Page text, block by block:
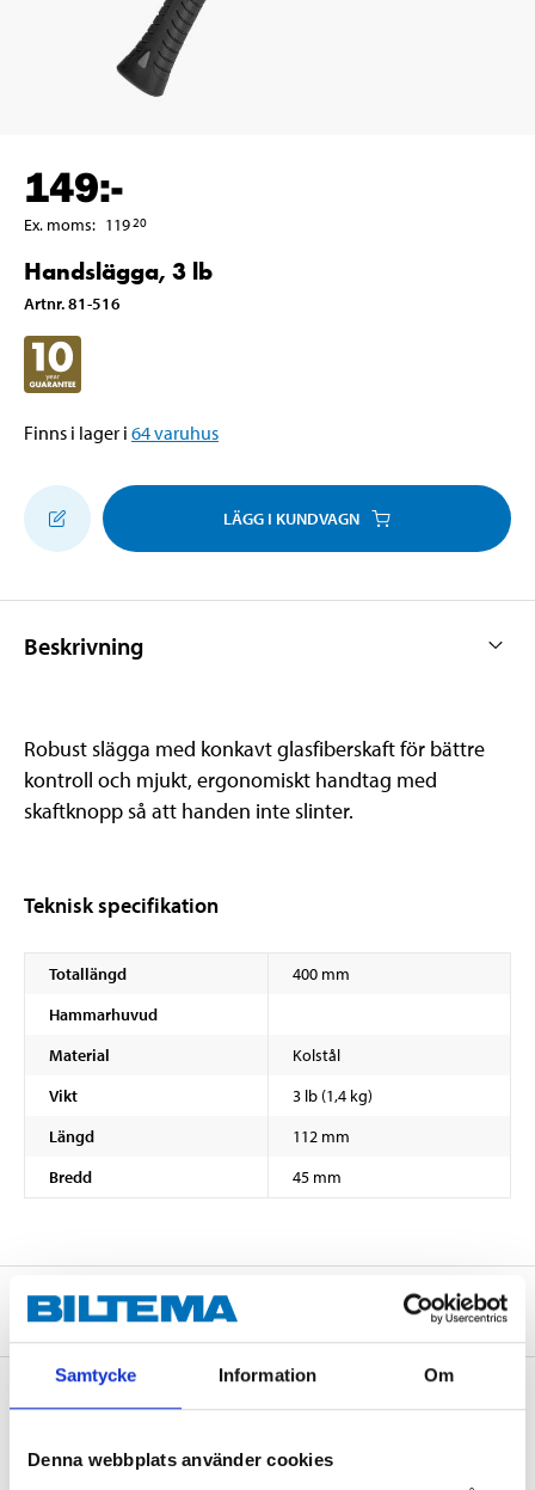
Samtycke Information Om
Denna webbplats använder cookies
149:-
Ex. moms: 11920
Handslägga, 3 lb
Artnr.81-516
Finns i lager i 64varuhus
LÄGG I KUNDVAGN
Beskrivning
Robust slägga med konkavt glasfiberskaft för bättre
kontroll och mjukt, ergonomiskt handtag med
skaftknopp så att handen inte slinter.
Teknisk specifikation
Totallängd
400 mm
Hammarhuvud
Material
Kolstål
Vikt
3 lb (1,4 kg)
Längd
112 mm
Bredd
45 mm
Om tillverkaren
Köp & Hämta